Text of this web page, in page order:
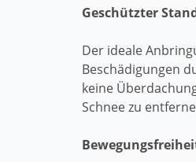
Geschützter
Der ideale
Beschädigungen
keine
Schnee zu